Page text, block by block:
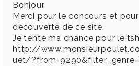
Bonjour
Merci pour le concours et
découverte de ce site.
Je tente ma chance pour le
http://
uet/